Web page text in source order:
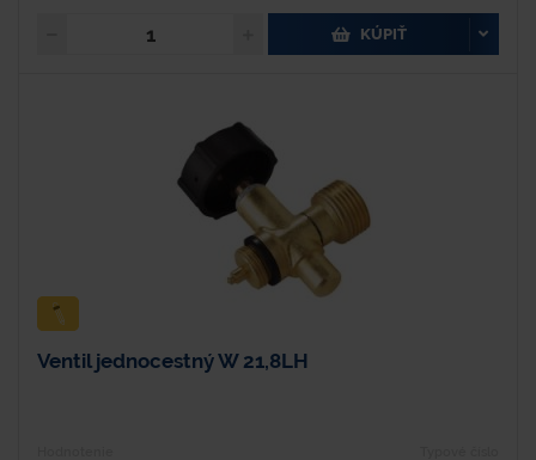
KÚPIŤ
Ventil jednocestný W 21,8LH